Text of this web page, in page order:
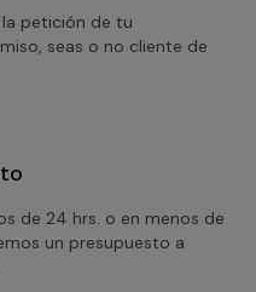
petición de tu
seas o no cliente de
de 24 hrs. o en menos de
un presupuesto a